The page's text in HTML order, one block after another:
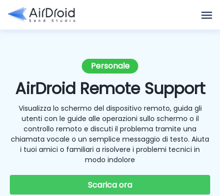
AirDroid Remote Support
Personale
Visualizza lo schermo del dispositivo remoto, guida gli
utenti con le guide alle operazioni sullo schermo o il
controllo remoto e discuti il problema tramite una
chiamata vocale o un semplice messaggio di testo. Aiuta
i tuoi amici o familiari a risolvere i problemi tecnici in
modo indolore
Scarica ora